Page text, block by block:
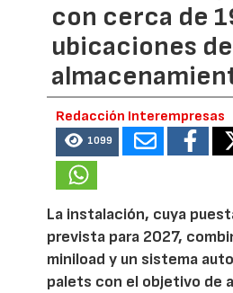
con cerca de
ubicaciones de
Redacción Interempresas
1099
La instalación, cuya
prevista para 2027,
miniload y un sistema
palets con el objetivo de